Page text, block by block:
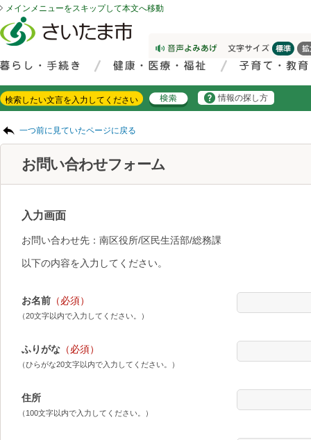
メインメニューをスキップして本文へ移動
情報の探し方
一つ前に見ていたページに戻る
お問い合わせフォーム
入力画面
お問い合わせ先：南区役所/区民生活部/総務課
以下の内容を入力してください。
お名前 （必須）
（20文字以内で入力してください。）
ふりがな （必須）
（ひらがな20文字以内で入力してください。）
住所
（100文字以内で入力してください。）